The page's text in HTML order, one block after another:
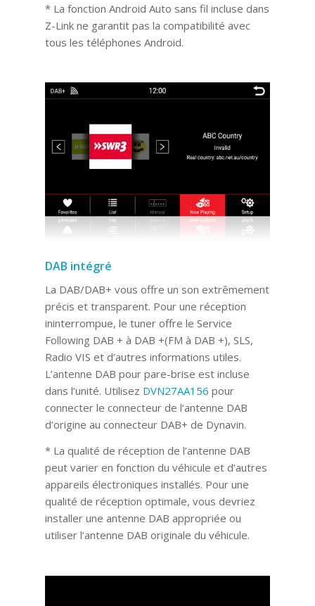
* La fonction Android Auto sans fil incluse dans
Z-Link ne garantit pas la compatibilité avec
tous les téléphones Android.
DAB intégré
La DAB/DAB+ vous offre un son extrêmement
précis et transparent. Pour une réception
ininterrompue, le tuner offre le Service
Following DAB + à DAB +(FM à DAB +), SLS,
Radio VIS et d’autres informations utiles.
L’antenne DAB pour pare-brise est incluse
dans l’unité. Utilisez DVN27AA156 pour
connecter le connecteur de l’antenne DAB
d’origine au connecteur DAB+ de Dynavin.
* La qualité de réception de l’antenne DAB
peut varier en fonction du véhicule et d’autres
appareils électroniques installés. Pour une
qualité de réception optimale, vous devriez
installer une antenne DAB appropriée ou
utiliser l’antenne DAB originale du véhicule.